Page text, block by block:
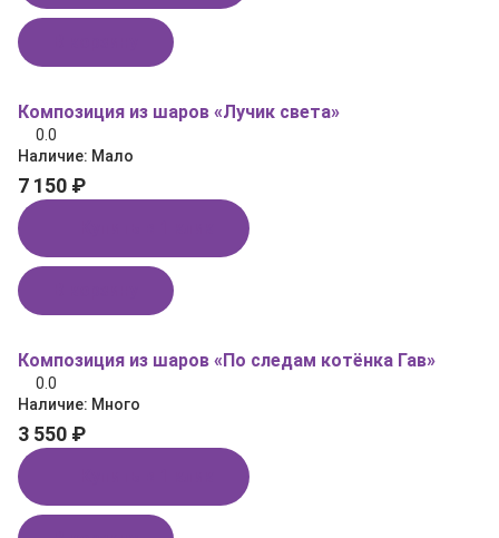
Композиция из шаров «Лучик света»
0.0
Наличие: Мало
7 150 ₽
Композиция из шаров «По следам котёнка Гав»
0.0
Наличие: Много
3 550 ₽